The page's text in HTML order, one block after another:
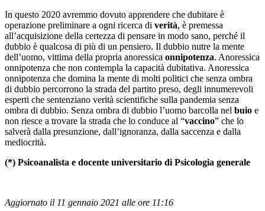
In questo 2020 avremmo dovuto apprendere che dubitare è
operazione preliminare a ogni ricerca di verità, è premessa
all’acquisizione della certezza di pensare in modo sano, perché il
dubbio è qualcosa di più di un pensiero. Il dubbio nutre la mente
dell’uomo, vittima della propria anoressica onnipotenza. Anoressica
onnipotenza che non contempla la capacità dubitativa. Anoressica
onnipotenza che domina la mente di molti politici che senza ombra
di dubbio percorrono la strada del partito preso, degli innumerevoli
esperti che sentenziano verità scientifiche sulla pandemia senza
ombra di dubbio. Senza ombra di dubbio l’uomo barcolla nel buio e
non riesce a trovare la strada che lo conduce al “vaccino” che lo
salverà dalla presunzione, dall’ignoranza, dalla saccenza e dalla
mediocrità.
(*) Psicoanalista e docente universitario di Psicologia generale
Aggiornato il 11 gennaio 2021 alle ore 11:16